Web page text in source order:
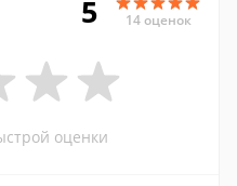
5 14 оценок
оценки